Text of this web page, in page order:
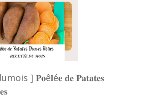
] 𝐏𝐨ê𝐥é𝐞 𝐝𝐞 𝐏𝐚𝐭𝐚𝐭𝐞𝐬